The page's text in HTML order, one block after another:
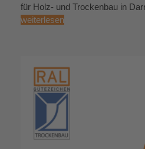
für Holz- und Trockenbau in
weiterlesen